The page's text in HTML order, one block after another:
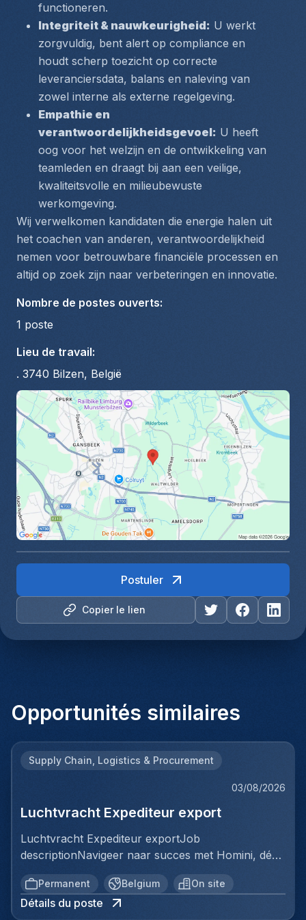
functioneren.
Integriteit & nauwkeurigheid: U werkt
zorgvuldig, bent alert op compliance en
houdt scherp toezicht op correcte
leveranciersdata, balans en naleving van
zowel interne als externe regelgeving.
Empathie en
verantwoordelijkheidsgevoel: U heeft
oog voor het welzijn en de ontwikkeling van
teamleden en draagt bij aan een veilige,
kwaliteitsvolle en milieubewuste
werkomgeving.
Wij verwelkomen kandidaten die energie halen uit
het coachen van anderen, verantwoordelijkheid
nemen voor betrouwbare financiële processen en
altijd op zoek zijn naar verbeteringen en innovatie.
Nombre de postes ouverts:
1 poste
Lieu de travail:
. 3740 Bilzen, België
Copier le lien
Postuler
Opportunités similaires
Supply Chain, Logistics & Procurement
03/08/2026
Luchtvracht Expediteur export
Luchtvracht Expediteur exportJob
descriptionNavigeer naar succes met Homini, dé
brug tussen talent en uitmuntende opportuniteiten
binnen de arbeidsmarkt. Als voorloper in
wervingsdiensten, matchen we toptalent met
Permanent Belgium On site
Détails du poste